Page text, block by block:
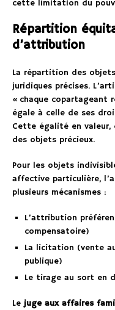
cette limitation du
Répartition
d’attribution
La répartition des
juridiques précises.
« chaque copartageant
égale à celle de ses
Cette égalité en
des objets précieux.
Pour les objets
affective particulière,
plusieurs mécanismes :
L’attribution
compensatoire)
La licitation (vente
publique)
Le tirage au sort en
Lejuge aux affaires